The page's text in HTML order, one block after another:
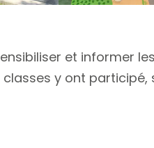
et informer
y ont participé,